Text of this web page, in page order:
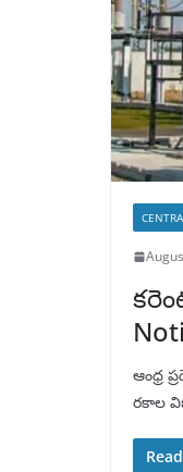
ఆంధ్ర
రకాల